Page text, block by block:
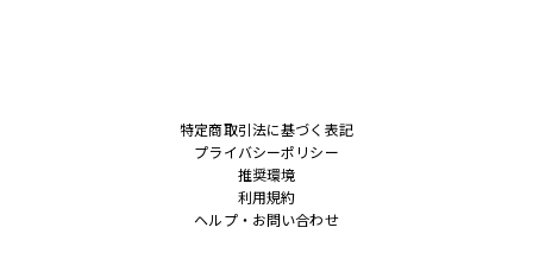
OTHER TAKES
FC MOVIE
特定商取引法に基づく表記
プライバシーポリシー
推奨環境
利用規約
ヘルプ・お問い合わせ